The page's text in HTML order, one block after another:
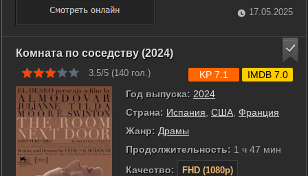
17.05.2025
Комната по соседству (2024)
3.5/5 (140 гол.)
Год выпуска: 2024
Страна: Испания США Франция
Жанр: Драмы
Продолжительность: 1 ч 47 мин
Качество:
FHD (1080p)
KP 7.1 IMDB 7.0